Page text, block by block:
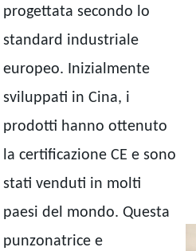
progettata secondo lo
standard industriale
europeo. Inizialmente
sviluppati in Cina, i
prodotti hanno ottenuto
la certificazione CE e sono
stati venduti in molti
paesi del mondo. Questa
punzonatrice e